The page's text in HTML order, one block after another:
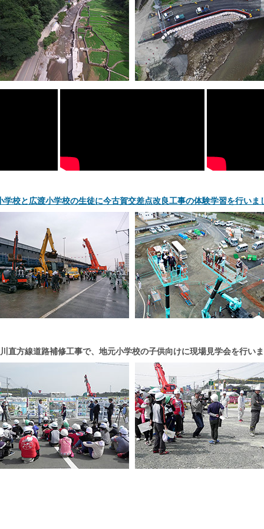
学校と広渡小学校の生徒に今古賀交差点改良工事の体験学習を行いま
直方線道路補修工事で、地元小学校の子供向けに現場見学会を行い